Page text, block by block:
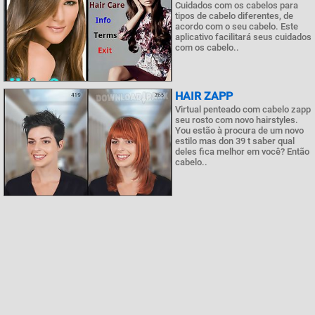
Cuidados com os cabelos para
tipos de cabelo diferentes, de
acordo com o seu cabelo. Este
aplicativo facilitará seus cuidados
com os cabelo..
HAIR ZAPP
Virtual penteado com cabelo zapp
seu rosto com novo hairstyles.
You estão à procura de um novo
estilo mas don 39 t saber qual
deles fica melhor em você? Então
cabelo..